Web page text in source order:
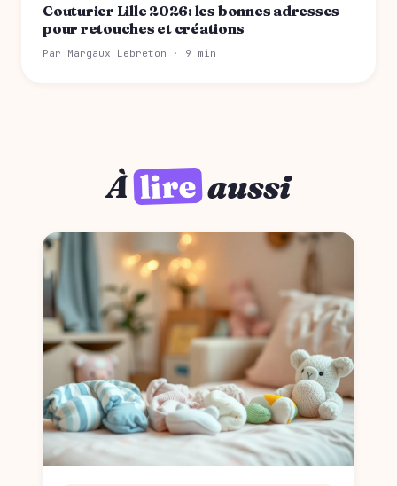
Couturier Lille 2026: les bonnes adresses
pour retouches et créations
Par Margaux Lebreton · 9 min
Àlireaussi